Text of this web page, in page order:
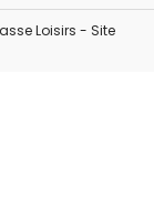
Loisirs - Site